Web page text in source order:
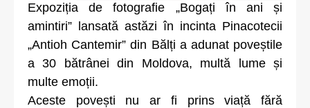
Expoziția de fotografie „Bogați în ani și
amintiri” lansată astăzi în incinta Pinacotecii
„Antioh Cantemir” din Bălți a adunat poveștile
a 30 bătrânei din Moldova, multă lume și
multe emoții.
Aceste povești nu ar fi prins viață fără